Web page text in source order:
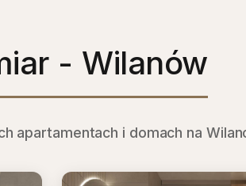
- Wilanów
apartamentach i domach na